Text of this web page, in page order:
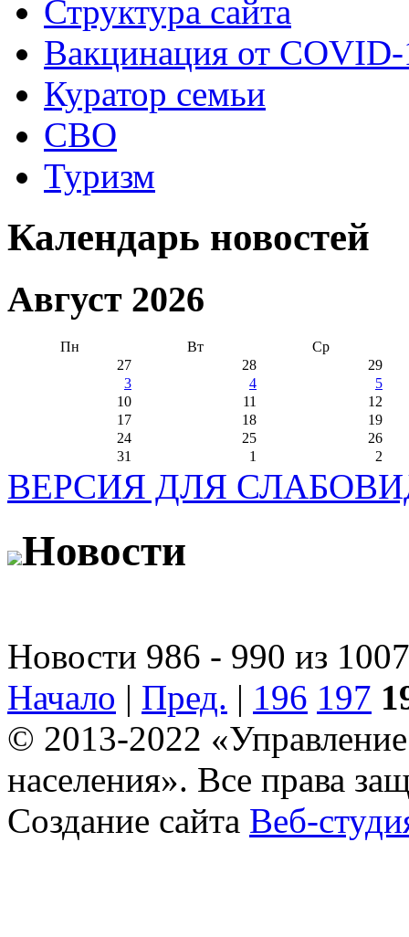
Структура сайта
Вакцинация от
Куратор семьи
СВО
Туризм
Календарь новостей
Август 2026
Пн Вт
Ср
27
28
29
3
4
5
10
11
12
17
18
19
24
25
26
31
1 2
ВЕРСИЯ ДЛЯ
Новости
Новости 986 - 990 из 1007
Начало | Пред. | 196 197
© 2013-2022
населения». Все права
Создание сайта Веб-